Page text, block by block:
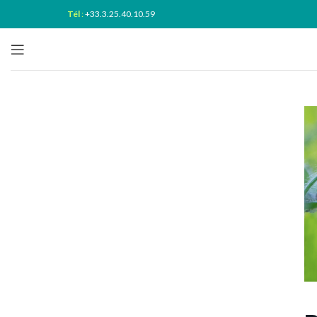
Tél:+33.3.25.40.10.59